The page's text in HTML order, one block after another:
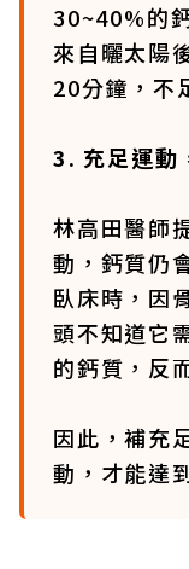
30~40%的
來自曬太陽
20分鐘，不
3. 充足運動
林高田醫師
動，鈣質仍
臥床時，因
頭不知道它
的鈣質，反
因此，補充
動，才能達